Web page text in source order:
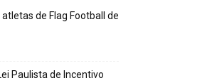
de Flag Football de
Paulista de Incentivo